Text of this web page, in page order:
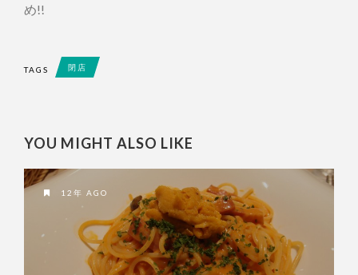
め!!
TAGS 閉店
YOU MIGHT ALSO LIKE
12年 AGO